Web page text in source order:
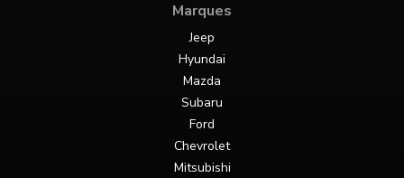
Marques
Jeep
Hyundai
Mazda
Subaru
Ford
Chevrolet
Mitsubishi